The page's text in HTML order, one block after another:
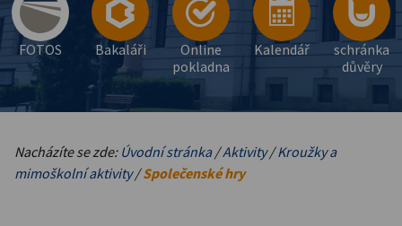
FOTOS Bakaláři
Online
pokladna
Kalendář
schránka
důvěry
Nacházíte se zde: Úvodní stránka/Aktivity/Kroužky a
mimoškolní aktivity/Společenské hry